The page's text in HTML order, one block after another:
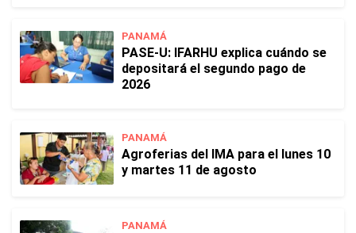
PANAMÁ
PASE-U: IFARHU explica cuándo se
depositará el segundo pago de
2026
PANAMÁ
Agroferias del IMA para el lunes 10
y martes 11 de agosto
PANAMÁ